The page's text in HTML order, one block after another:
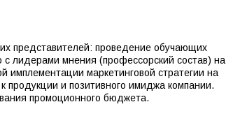
представителей: проведение обучающих
с лидерами мнения (профессорский состав) на
имплементации маркетинговой стратегии на
продукции и позитивного имиджа компании.
промоционного бюджета.